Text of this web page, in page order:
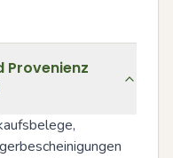
Provenienz